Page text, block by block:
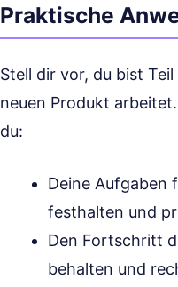
Praktische
Stell dir vor, du bist
neuen Produkt
du:
Deine Aufgaben
festhalten und
Den Fortschritt
behalten und